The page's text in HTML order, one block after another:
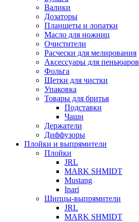
Валики
Дозаторы
Планшеты и лопатки
Масло для ножниц
Очистители
Расчески для мелирования
Аксессуары для пеньюаров
Фольга
Щетки для чистки
Упаковка
Товары для бритья
Подставки
Чаши
Держатели
Диффузоры
Плойки и выпрямители
Плойки
JRL
MARK SHMIDT
Mustang
Inari
Щипцы-выпрямители
JRL
MARK SHMIDT